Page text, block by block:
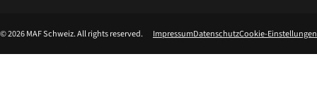
©2026MAF Schweiz. All rights reserved. ImpressumDatenschutzCookie-Einstellungen